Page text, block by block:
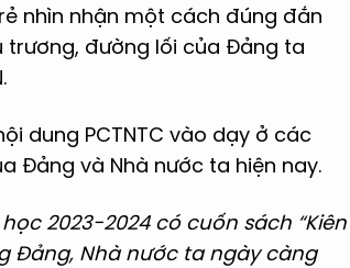
nhìn nhận một cách đúng đắn
trương, đường lối của Đảng ta
dung PCTNTC vào dạy ở các
Đảng và Nhà nước ta hiện nay.
2023-2024 có cuốn sách “Kiên
Đảng, Nhà nước ta ngày càng